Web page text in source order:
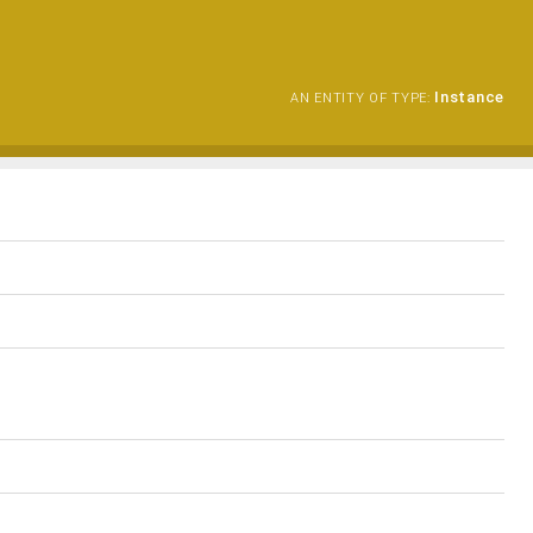
AN ENTITY OF TYPE: Instance